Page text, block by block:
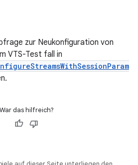
zur Neukonfiguration von
VTS-Test fall in
War das hilfreich?